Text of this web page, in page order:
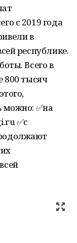
с 2019 года
в
республике.
Всего в
800 тысяч
можно: ✅на
✅с